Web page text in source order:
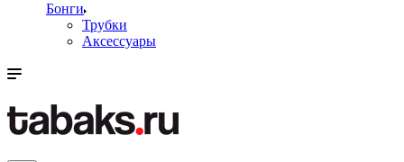
Бонги
Трубки
Аксессуары